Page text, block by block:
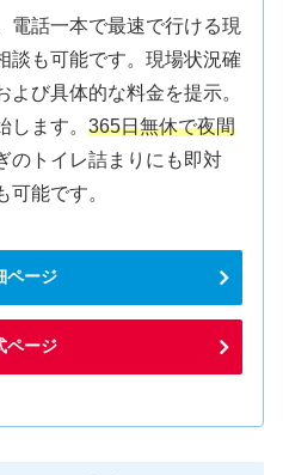
電話一本で最速で行ける現
談も可能です。現場状況確
び具体的な料金を提示。
します。365日無休で夜間
のトイレ詰まりにも即対
可能です。
ページ
ページ